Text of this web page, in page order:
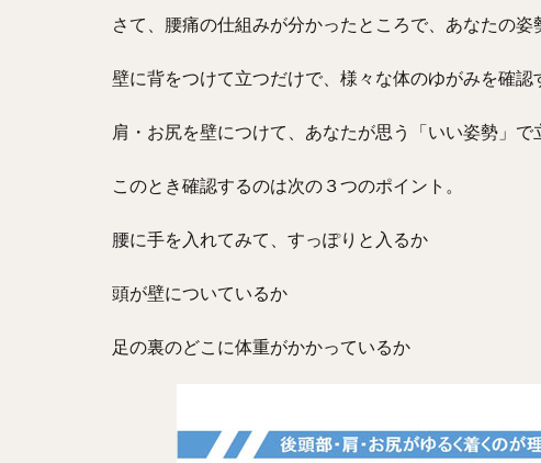
さて、腰痛の仕組みが分かったところで、あなたの姿
壁に背をつけて立つだけで、様々な体のゆがみを確認
肩・お尻を壁につけて、あなたが思う「いい姿勢」で
このとき確認するのは次の３つのポイント。
腰に手を入れてみて、すっぽりと入るか
頭が壁についているか
足の裏のどこに体重がかかっているか